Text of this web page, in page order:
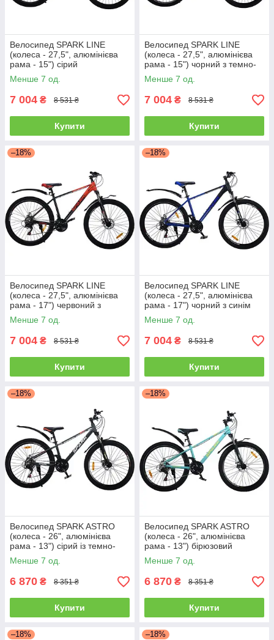
Велосипед SPARK LINE
(колеса - 27,5", алюмінієва
рама - 15") сірий
Менше 7 од.
7 004 ₴ 8 531 ₴
Купити
Велосипед SPARK LINE
(колеса - 27,5", алюмінієва
рама - 15") чорний з темно-
вишневим
Менше 7 од.
7 004 ₴ 8 531 ₴
Купити
–18%
Велосипед SPARK LINE
(колеса - 27,5", алюмінієва
рама - 17") червоний з
чорним
Менше 7 од.
7 004 ₴ 8 531 ₴
Купити
–18%
Велосипед SPARK LINE
(колеса - 27,5", алюмінієва
рама - 17") чорний з синім
Менше 7 од.
7 004 ₴ 8 531 ₴
Купити
–18%
Велосипед SPARK ASTRO
(колеса - 26", алюмінієва
рама - 13") сірий із темно-
сірим
Менше 7 од.
6 870 ₴ 8 351 ₴
Купити
–18%
Велосипед SPARK ASTRO
(колеса - 26", алюмінієва
рама - 13") бірюзовий
Менше 7 од.
6 870 ₴ 8 351 ₴
Купити
–18% –18%